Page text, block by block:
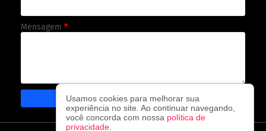
Mensagem *
Usamos cookies para melhorar sua
experiência no site. Ao continuar navegando,
você concorda com nossa política de
privacidade